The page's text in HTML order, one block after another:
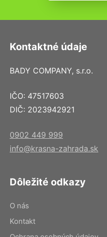
Kontaktné údaje
BADY COMPANY, s.r.o.
IČO: 47517603
DIČ: 2023942921
0902 449 999
info@krasna-zahrada.sk
Dôležité odkazy
O nás
Kontakt